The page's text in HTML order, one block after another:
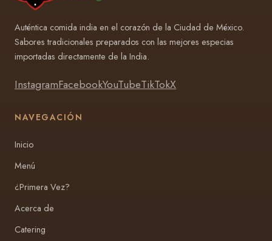
Auténtica comida india en el corazón de la Ciudad de México.
Sabores tradicionales preparados con las mejores especias
importadas directamente de la India.
InstagramFacebookYouTubeTikTokX
NAVEGACIÓN
Inicio
Menú
¿Primera Vez?
Acerca de
Catering